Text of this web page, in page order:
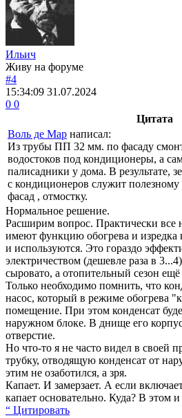
Ильич
Живу на форуме
#4
15:34:09 31.07.2024
0 0
Цитата
Воль де Мар написал:
Из трубы ПП 32 мм. по фасаду
водостоков под кондиционеры, а
палисадники у дома. В результате,
с кондиционеров служит полезному
фасад , отмостку.
Нормальное решение.
Расширим вопрос. Практически
имеют функцию обогрева и изредка
и используются. Это гораздо
электричеством (дешевле раза в
сыровато, а отопительный сезон ещё
Только необходимо помнить, что
насос, который в режиме обогрева
помещение. При этом конденсат
наружном блоке. В днище его
отверстие.
Но что-то я не часто видел в своей
трубку, отводящую конденсат от
этим не озаботился, а зря.
Капает. И замерзает. А если
капает основательно. Куда? В этом и
“ Цитировать